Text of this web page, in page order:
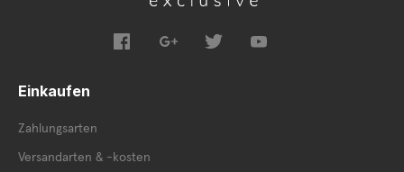
Einkaufen
Zahlungsarten
Versandarten & -kosten